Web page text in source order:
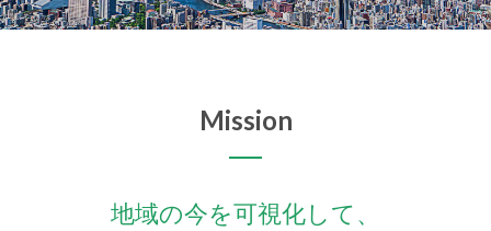
Mission
地域の今を可視化して、